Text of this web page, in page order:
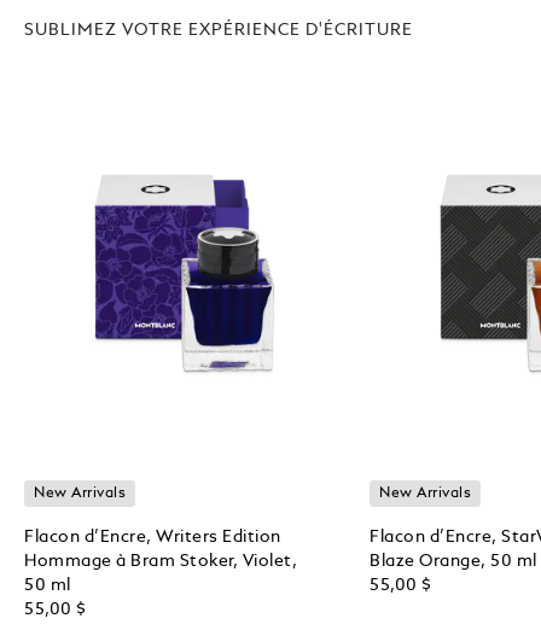
SUBLIMEZ VOTRE EXPÉRIENCE D'ÉCRITURE
New Arrivals
Flacon d’Encre, Writers Edition
Hommage à Bram Stoker, Violet,
50 ml
55,00 $
New Arrivals
Flacon d’Encre,
Blaze Orange, 50 ml
55,00 $